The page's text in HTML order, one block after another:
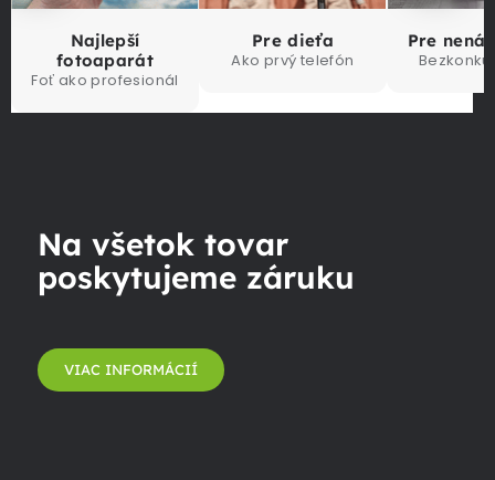
Najlepší
fotoaparát
Foť ako profesionál
Pre dieťa
Ako prvý telefón
Pre
Na všetok tovar
poskytujeme záruku
VIAC INFORMÁCIÍ